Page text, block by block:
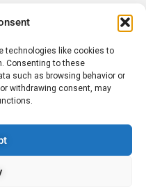
technologies like cookies to
Consenting to these
such as browsing behavior or
withdrawing consent, may